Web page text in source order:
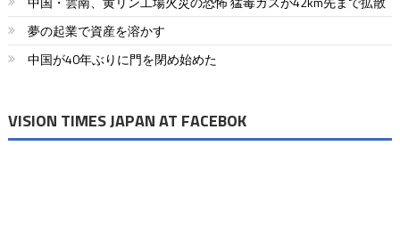
シ
ョ
夢の起業で資産を溶かす
中国が40年ぶりに門を閉め始めた
VISION TIMES JAPAN AT FACEBOK